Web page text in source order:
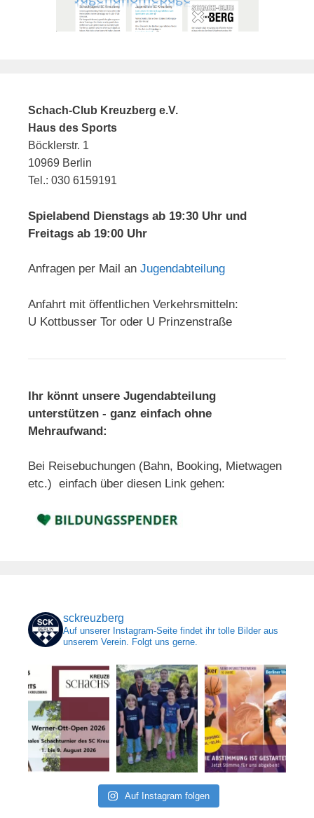
Schach-Club Kreuzberg e.V.
Haus des Sports
Böcklerstr. 1
10969 Berlin
Tel.: 030 6159191
Spielabend Dienstags ab 19:30 Uhr und
Freitags ab 19:00 Uhr
Anfragen per Mail an Jugendabteilung
Anfahrt mit öffentlichen Verkehrsmitteln:
U Kottbusser Tor oder U Prinzenstraße
Ihr könnt unsere Jugendabteilung
unterstützen - ganz einfach ohne
Mehraufwand:
Bei Reisebuchungen (Bahn, Booking, Mietwagen
etc.) einfach über diesen Link gehen:
sckreuzberg
Auf unserer Instagram-Seite findet ihr tolle Bilder aus
unserem Verein. Folgt uns gerne.
Auf Instagram folgen